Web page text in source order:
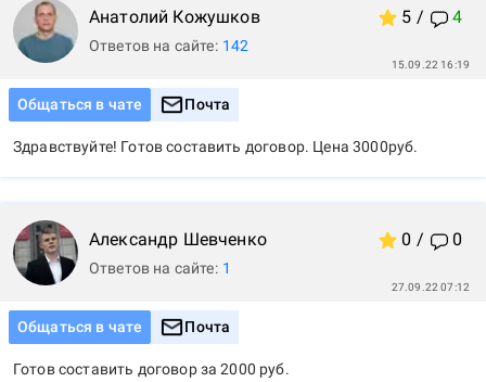
Анатолий Кожушков 5 / 4
Ответов на сайте: 142
15.09.22 16:19
Общаться в чате Почта
Здравствуйте! Готов составить договор. Цена 3000руб.
Александр Шевченко 0 / 0
Ответов на сайте: 1
27.09.22 07:12
Общаться в чате Почта
Готов составить договор за 2000 руб.